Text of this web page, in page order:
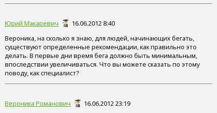
Юрий Макаревич
16.06.2012 8:40
Вероника, на сколько я знаю, для людей, начинающих бегать,
существуют определенные рекомендации, как правильно это
делать. В первые дни время бега должно быть минимальным,
впоследствии увеличиваться. Что вы можете сказать по этому
поводу, как специалист?
Вероника Романович
16.06.2012 23:19